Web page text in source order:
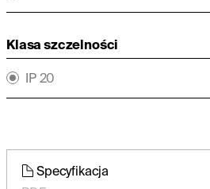
Klasa szczelności
IP 20
Specyfikacja